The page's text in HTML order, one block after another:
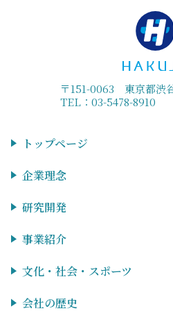
〒151-0063 東京都渋
TEL：03-5478-8910
トップページ
企業理念
研究開発
事業紹介
文化・社会・スポーツ
会社の歴史